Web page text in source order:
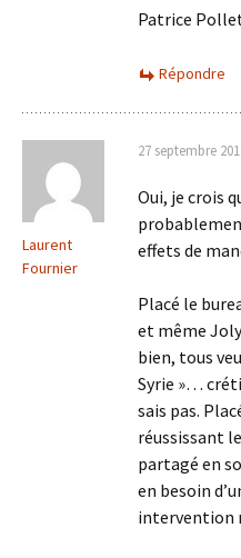
Patrice
Répondre
Laurent
Fournier
27 septembre
Oui, je crois
effets de
Placé le
et même
bien, tous
Syrie »…
sais pas.
réussissant
partagé en
en besoin
intervention